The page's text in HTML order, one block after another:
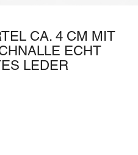
CA. 4 CM MIT
ECHT
LEDER